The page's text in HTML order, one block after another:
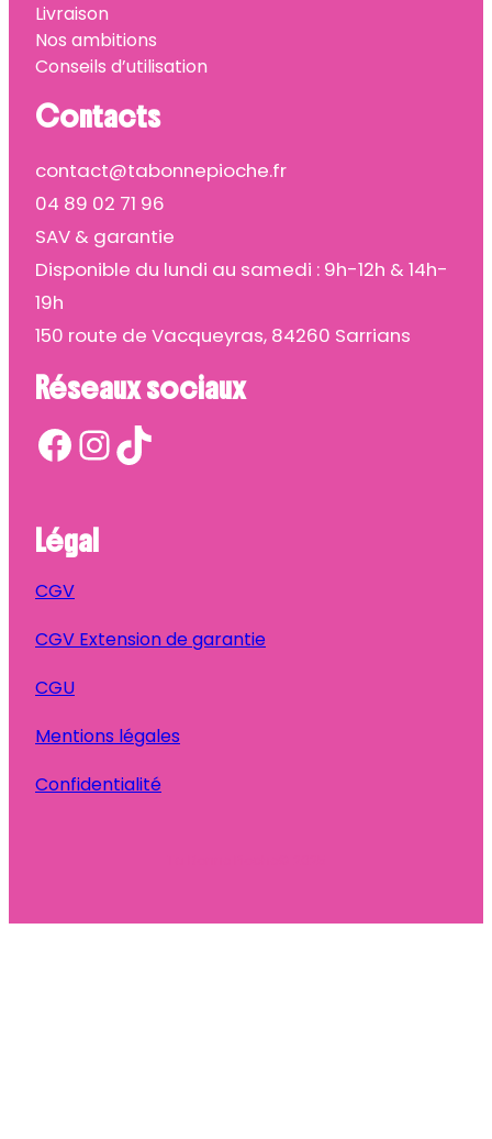
Livraison
Nos ambitions
Conseils d’utilisation
Contacts
contact@tabonnepioche.fr
04 89 02 71 96
SAV & garantie
Disponible du lundi au samedi : 9h-12h & 14h-
19h
150 route de Vacqueyras, 84260 Sarrians
Réseaux sociaux
Facebook InstagramTikTok
Légal
CGV
CGV Extension de garantie
CGU
Mentions légales
Confidentialité